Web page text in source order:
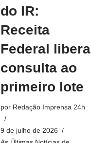
do IR:
Receita
Federal libera
consulta ao
primeiro lote
por Redação Imprensa 24h
9 de julho de 2026